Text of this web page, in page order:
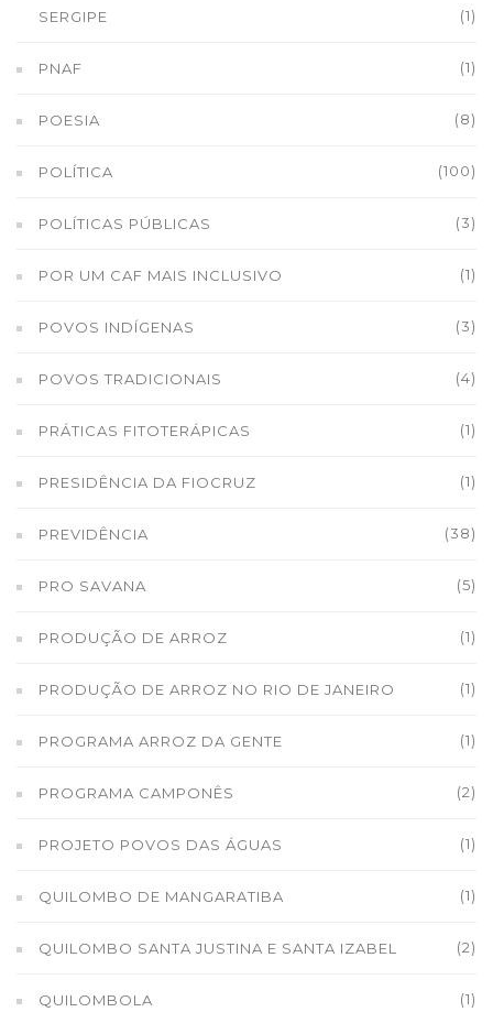
SERGIPE
(1)
PNAF (1)
POESIA (8)
POLÍTICA (100)
POLÍTICAS PÚBLICAS (3)
POR UM CAF MAIS INCLUSIVO (1)
POVOS INDÍGENAS (3)
POVOS TRADICIONAIS (4)
PRÁTICAS FITOTERÁPICAS (1)
PRESIDÊNCIA DA FIOCRUZ (1)
PREVIDÊNCIA (38)
PRO SAVANA (5)
PRODUÇÃO DE ARROZ (1)
PRODUÇÃO DE ARROZ NO RIO DE JANEIRO (1)
PROGRAMA ARROZ DA GENTE (1)
PROGRAMA CAMPONÊS (2)
PROJETO POVOS DAS ÁGUAS (1)
QUILOMBO DE MANGARATIBA (1)
QUILOMBO SANTA JUSTINA E SANTA IZABEL (2)
QUILOMBOLA (1)